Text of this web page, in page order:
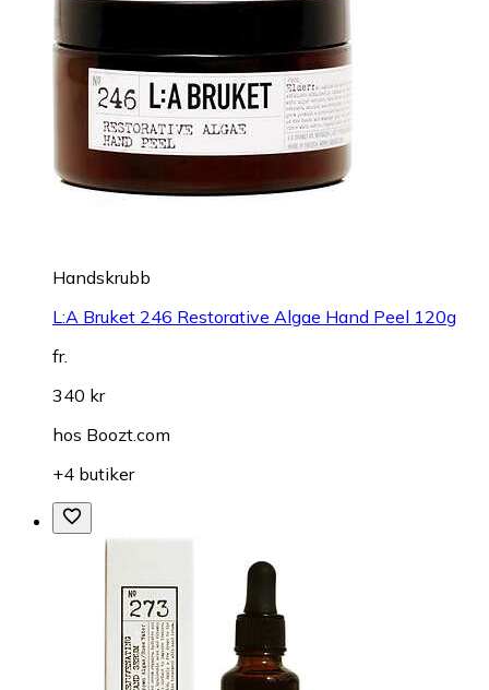
Handskrubb
L:A Bruket 246 Restorative Algae Hand Peel 120g
fr.
340 kr
hos Boozt.com
+4 butiker